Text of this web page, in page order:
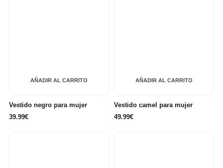
AÑADIR AL CARRITO
Vestido negro para mujer
39.99€
AÑADIR AL CARRITO
Vestido camel para mujer
49.99€